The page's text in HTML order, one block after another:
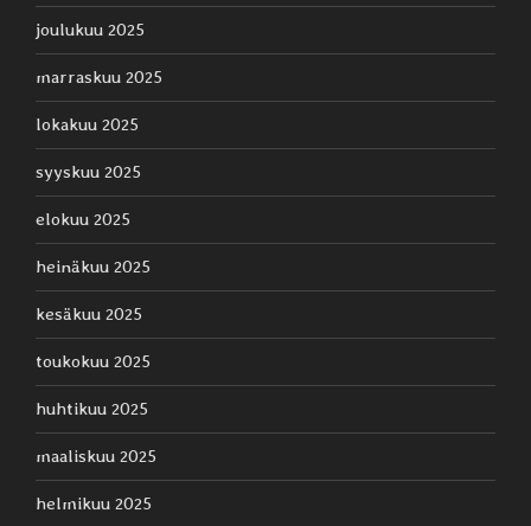
joulukuu 2025
marraskuu 2025
lokakuu 2025
syyskuu 2025
elokuu 2025
heinäkuu 2025
kesäkuu 2025
toukokuu 2025
huhtikuu 2025
maaliskuu 2025
helmikuu 2025